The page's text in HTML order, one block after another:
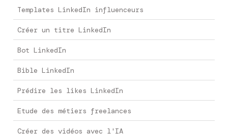
Templates LinkedIn influenceurs
Créer un titre LinkedIn
Bot LinkedIn
Bible LinkedIn
Prédire les likes LinkedIn
Etude des métiers freelances
Créer des vidéos avec l'IA